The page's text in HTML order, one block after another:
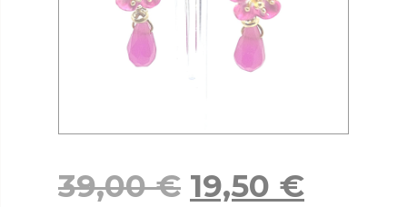
39,00€ 19,50 €